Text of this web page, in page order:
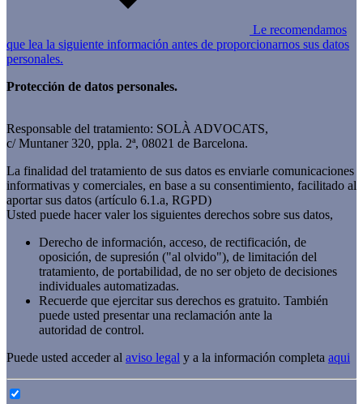
Le recomendamos
que lea la siguiente información antes de proporcionarnos sus datos
personales.
Protección de datos personales.
Responsable del tratamiento: SOLÀ ADVOCATS,
c/ Muntaner 320, ppla. 2ª, 08021 de Barcelona.
La finalidad del tratamiento de sus datos es enviarle comunicaciones
informativas y comerciales, en base a su consentimiento, facilitado al
aportar sus datos (artículo 6.1.a, RGPD)
Usted puede hacer valer los siguientes derechos sobre sus datos,
Derecho de información, acceso, de rectificación, de
oposición, de supresión ("al olvido"), de limitación del
tratamiento, de portabilidad, de no ser objeto de decisiones
individuales automatizadas.
Recuerde que ejercitar sus derechos es gratuito. También
puede usted presentar una reclamación ante la
autoridad de control.
Puede usted acceder al aviso legal y a la información completa aqui